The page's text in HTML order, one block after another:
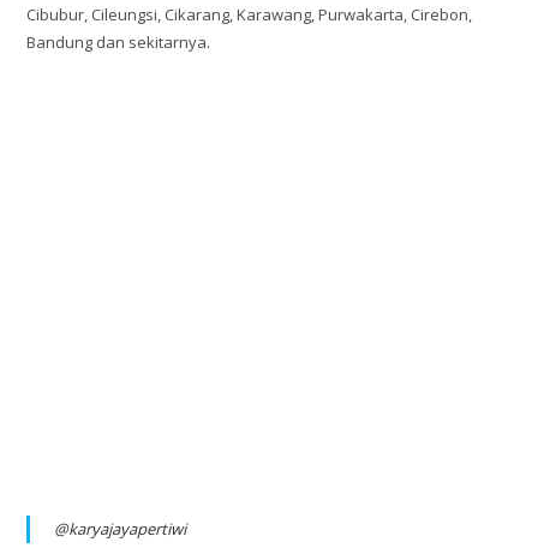
Cibubur, Cileungsi, Cikarang, Karawang, Purwakarta, Cirebon,
Bandung dan sekitarnya.
@karyajayapertiwi